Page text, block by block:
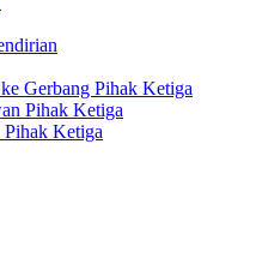
Gerbang Pihak Ketiga
Pihak Ketiga
Ketiga